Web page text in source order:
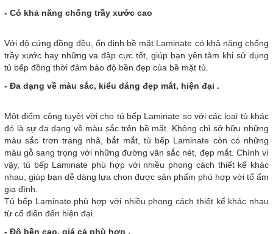
- Có khả năng chống trầy xước cao
Với độ cứng đồng đều, ổn định bề mặt Laminate có khả năng chống
trầy xước hay những va đập cực tốt, giúp bạn yên tâm khi sử dụng
tủ bếp đồng thời đảm bảo độ bền đẹp của bề mặt tủ.
- Đa dạng về màu sắc, kiểu dáng đẹp mắt, hiện đại .
Một điểm cộng tuyệt vời cho tủ bếp Laminate so với các loại tủ khác
đó là sự đa dạng về màu sắc trên bề mặt. Không chỉ sở hữu những
màu sắc trơn trang nhã, bắt mắt, tủ bếp Laminate còn có những
màu gỗ sang trọng với những đường vân sắc nét, đẹp mắt. Chính vì
vậy, tủ bếp Laminate phù hợp với nhiều phong cách thiết kế khác
nhau, giúp bạn dễ dàng lựa chọn được sản phẩm phù hợp với tổ ấm
gia đình.
Tủ bếp Laminate phù hợp với nhiều phong cách thiết kế khác nhau
từ cổ điển đến hiện đại.
- Độ bền cao, giá cả phù hợp .